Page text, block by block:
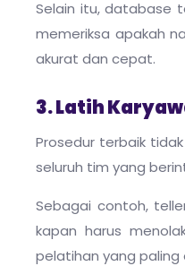
Selain itu, database
memeriksa apakah
akurat dan cepat.
3. Latih
Prosedur terbaik
seluruh tim yang
Sebagai contoh,
kapan harus
pelatihan yang paling